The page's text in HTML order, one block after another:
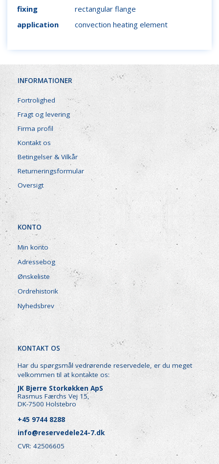
fixing
rectangular flange
application
convection heating element
INFORMATIONER
Fortrolighed
Fragt og levering
Firma profil
Kontakt os
Betingelser & Vilkår
Returneringsformular
Oversigt
KONTO
Min konto
Adressebog
Ønskeliste
Ordrehistorik
Nyhedsbrev
KONTAKT OS
Har du spørgsmål vedrørende reservedele, er du meget
velkommen til at kontakte os:
JK Bjerre Storkøkken ApS
Rasmus Færchs Vej 15,
DK-7500 Holstebro
+45 9744 8288
info@reservedele24-7.dk
CVR: 42506605